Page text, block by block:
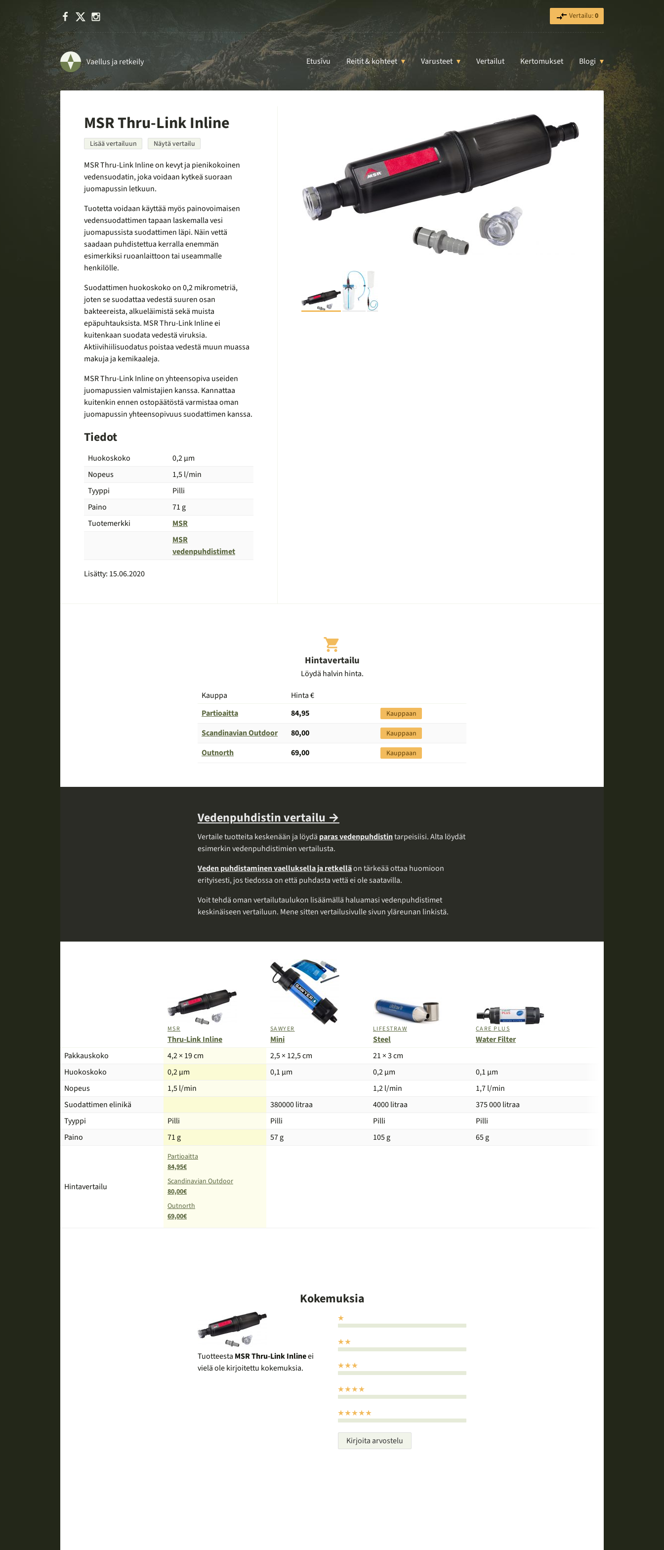
Facebook Vertailu:0
Vaellus ja retkeily Etusivu Reitit & kohteet Varusteet Vertailut Kertomukset Blogi
MSR Thru-Link Inline
Lisää vertailuun Näytä vertailu
MSR Thru-Link Inline on kevyt ja pienikokoinen
vedensuodatin, joka voidaan kytkeä suoraan
juomapussin letkuun.
Tuotetta voidaan käyttää myös painovoimaisen
vedensuodattimen tapaan laskemalla vesi
juomapussista suodattimen läpi. Näin vettä
saadaan puhdistettua kerralla enemmän
esimerkiksi ruoanlaittoon tai useammalle
henkilölle.
Suodattimen huokoskoko on 0,2 mikrometriä,
joten se suodattaa vedestä suuren osan
bakteereista, alkueläimistä sekä muista
epäpuhtauksista. MSR Thru-Link Inline ei
kuitenkaan suodata vedestä viruksia.
Aktiivihiilisuodatus poistaa vedestä muun muassa
makuja ja kemikaaleja.
MSR Thru-Link Inline on yhteensopiva useiden
juomapussien valmistajien kanssa. Kannattaa
kuitenkin ennen ostopäätöstä varmistaa oman
juomapussin yhteensopivuus suodattimen kanssa.
Tiedot
Huokoskoko
0,2 µm
Nopeus
1,5 l/min
Tyyppi
Pilli
Paino
71 g
Tuotemerkki
MSR
MSR
vedenpuhdistimet
Lisätty: 15.06.2020
Hintavertailu
Löydä halvin hinta.
Kauppa
Hinta €
kauppaan
Partioaitta 84,95 Kauppaan
Scandinavian Outdoor 80,00 Kauppaan
Outnorth 69,00 Kauppaan
Vedenpuhdistin vertailu →
Vertaile tuotteita keskenään ja löydä paras vedenpuhdistintarpeisiisi. Alta löydät
esimerkin vedenpuhdistimien vertailusta.
Veden puhdistaminen vaelluksella ja retkelläon tärkeää ottaa huomioon
erityisesti, jos tiedossa on että puhdasta vettä ei ole saatavilla.
Voit tehdä oman vertailutaulukon lisäämällä haluamasi vedenpuhdistimet
keskinäiseen vertailuun. Mene sitten vertailusivulle sivun yläreunan linkistä.
Tuote
MSR
Thru-Link Inline
SAWYER
Mini
LIFESTRAW
Steel
CARE PLUS
Water Filter
Pakkauskoko
4,2 × 19 cm 2,5 × 12,5 cm
21 × 3 cm
Huokoskoko
0,2 µm 0,1 µm 0,2 µm
0,1 µm
Nopeus
1,5 l/min 1,2 l/min
1,7 l/min
Suodattimen elinikä
380000 litraa 4000 litraa
375 000 litraa
Tyyppi
Pilli Pilli Pilli
Pilli
Paino
71 g 57 g 105 g 65 g
Hintavertailu
Partioaitta
84,95€
Scandinavian Outdoor
80,00€
Outnorth
69,00€
Kokemuksia
Tuotteesta MSR Thru-Link Inlineei
vielä ole kirjoitettu kokemuksia.
Kirjoita arvostelu